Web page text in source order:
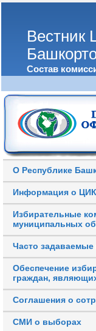
Вестник
Состав
О Республике
Информация о
Избирательные
муниципальных
Часто
Обеспечение
граждан,
Соглашения о
СМИ о выборах